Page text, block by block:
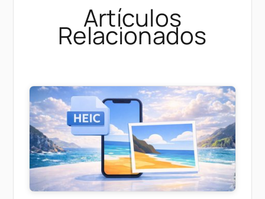
Artículos
Relacionados